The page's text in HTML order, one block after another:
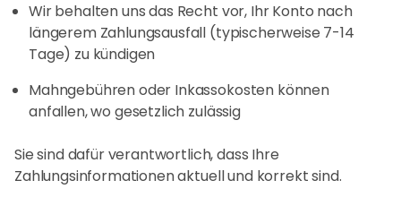
Wir behalten uns das Recht vor, Ihr Konto nach
längerem Zahlungsausfall (typischerweise 7-14
Tage) zu kündigen
Mahngebühren oder Inkassokosten können
anfallen, wo gesetzlich zulässig
Sie sind dafür verantwortlich, dass Ihre
Zahlungsinformationen aktuell und korrekt sind.